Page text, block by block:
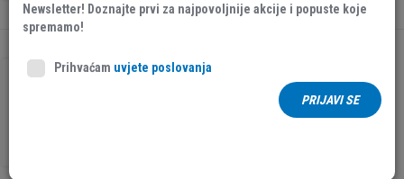
40 % AKCIJA
STARTAS, CRO, MUŠKE
Newsletter! Doznajte prvi za najpovoljnije akcije i popuste koje
spremamo!
Prihvaćam uvjete poslovanja
PRIJAVI SE